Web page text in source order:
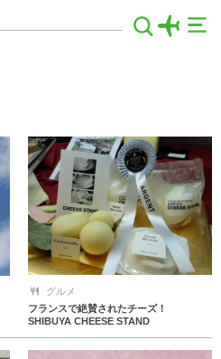
グルメ
フランスで絶賛されたチーズ！
SHIBUYA CHEESE STAND